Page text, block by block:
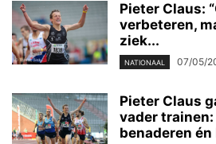
Pieter Claus:
verbeteren,
ziek...
NATIONAAL 07/05/
Pieter Claus
vader trainen:
benaderen